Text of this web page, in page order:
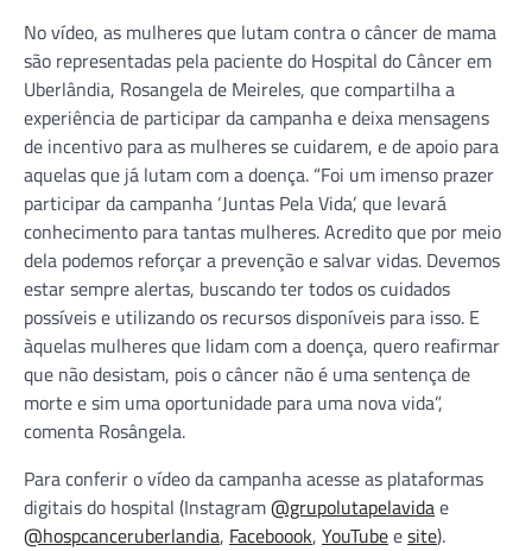
No vídeo, as mulheres que lutam contra o câncer de mama
são representadas pela paciente do Hospital do Câncer em
Uberlândia, Rosangela de Meireles, que compartilha a
experiência de participar da campanha e deixa mensagens
de incentivo para as mulheres se cuidarem, e de apoio para
aquelas que já lutam com a doença. “Foi um imenso prazer
participar da campanha ‘Juntas Pela Vida’, que levará
conhecimento para tantas mulheres. Acredito que por meio
dela podemos reforçar a prevenção e salvar vidas. Devemos
estar sempre alertas, buscando ter todos os cuidados
possíveis e utilizando os recursos disponíveis para isso. E
àquelas mulheres que lidam com a doença, quero reafirmar
que não desistam, pois o câncer não é uma sentença de
morte e sim uma oportunidade para uma nova vida”,
comenta Rosângela.
Para conferir o vídeo da campanha acesse as plataformas
digitais do hospital (Instagram@grupolutapelavidae
@hospcanceruberlandia, Faceboook, YouTubeesite).